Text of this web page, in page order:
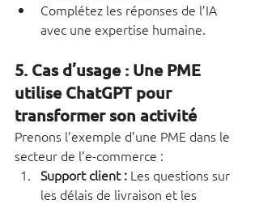
Complétez les réponses de l’IA
avec une expertise humaine.
5. Cas d’usage : Une PME
utilise ChatGPT pour
transformer son activité
Prenons l’exemple d’une PME dans le
secteur de l’e-commerce :
Support client : Les questions sur
les délais de livraison et les